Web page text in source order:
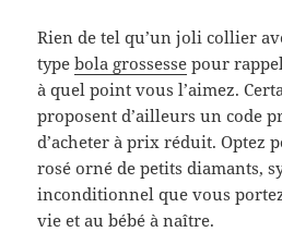
Rien de tel qu’un joli collier
typebola grossesse pour
à quel point vous l’aimez.
proposent d’ailleurs un code
d’acheter à prix réduit. Optez
rosé orné de petits diamants,
inconditionnel que vous
vie et au bébé à naître.